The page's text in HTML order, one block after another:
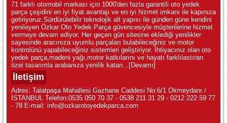
71 farklı otomobil markası için 1000'den fazla garantili oto yedek
parça çeşidini en iyi fiyat avantajı ve en iyi hizmet imkanı ile kapınıza
getiriyoruz.Sürdürülebilir teknolojik alt yapısı ile günden güne kendini
yenileyen Özkar Oto Yedek Parça güvencesiyle müşterilerine hizmet
vermeye devam ediyor. Her geçen gün sitesine eklediği yenilikler
sayesinde aracınıza uyumlu parçaları bulabileceğiniz ve motor
kontrolünü yapabileceğiniz sistemleri geliştiriyor. İhtiyacınız olan oto
yedek parça,madeni yağı,motor katkılarını ve hayatı farklılastıran
özel tasarımla arabanıza yenilik katan... [Devamı]
İletişim
Adres: Talatpaşa Mahallesi Gazhane Caddesi No:6/1 Okmeydanı /
İSTANBUL Telefon:0535 050 70 37 - 0538 211 31 29 - 0212 222 59 77
- 78 E-mail: info@ozkarotoyedekparca.com